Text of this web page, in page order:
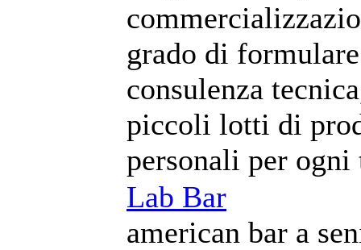
grado di
consulenza
piccoli lotti di
personali per
Lab Bar
american bar a